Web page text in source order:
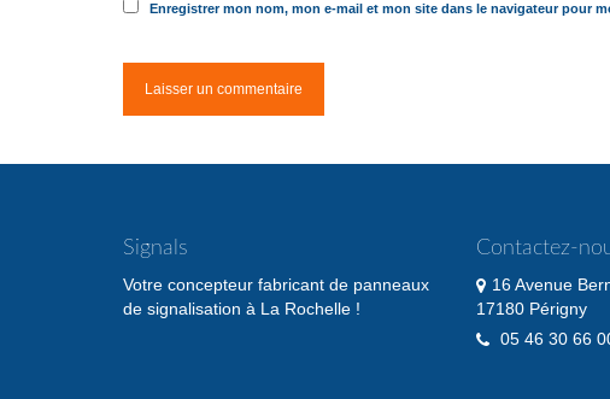
Enregistrer mon nom, mon e-mail et mon site dans le navigateur pour
Signals
Votre concepteur fabricant de panneaux
de signalisation à La Rochelle !
Contactez-
16 Avenue
17180 Périgny
05 46 30 66